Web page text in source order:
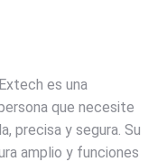
es una
que necesite
precisa y segura. Su
amplio y funciones